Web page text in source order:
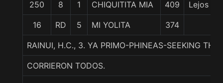
250 8 1 CHIQUITITA MIA 409 Lejos
16 RD 5 MI YOLITA 374
RAINUI, H.C., 3. YA PRIMO-PHINEAS-SEEKING THE
CORRIERON TODOS.